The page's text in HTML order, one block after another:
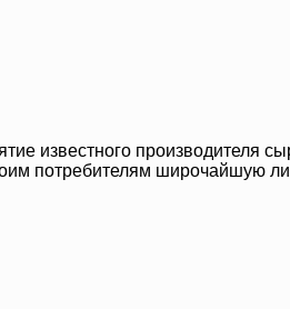
известного производителя
потребителям широчайшую